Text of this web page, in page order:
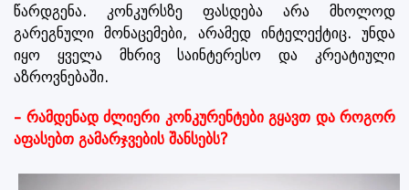
წარდგენა. კონკურსზე ფასდება არა მხოლოდ
გარეგნული მონაცემები, არამედ ინტელექტიც. უნდა
იყო ყველა მხრივ საინტერესო და კრეატიული
აზროვნებაში.
– რამდენად ძლიერი კონკურენტები გყავთ და როგორ
აფასებთ გამარჯვების შანსებს?